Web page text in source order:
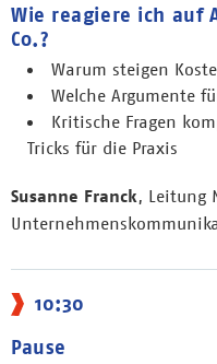
Wie reagiere ich auf
Co.?
Warum steigen
Welche Argumente
Kritische Fragen
Tricks für die Praxis
Susanne Franck, Leitung
10:30
Pause